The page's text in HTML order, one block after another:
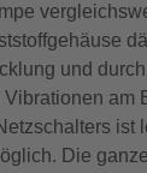
und
am
ist
Die